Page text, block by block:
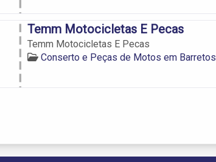
Temm Motocicletas E Pecas
Temm Motocicletas E Pecas
Conserto e Peças de Motos em Barretos